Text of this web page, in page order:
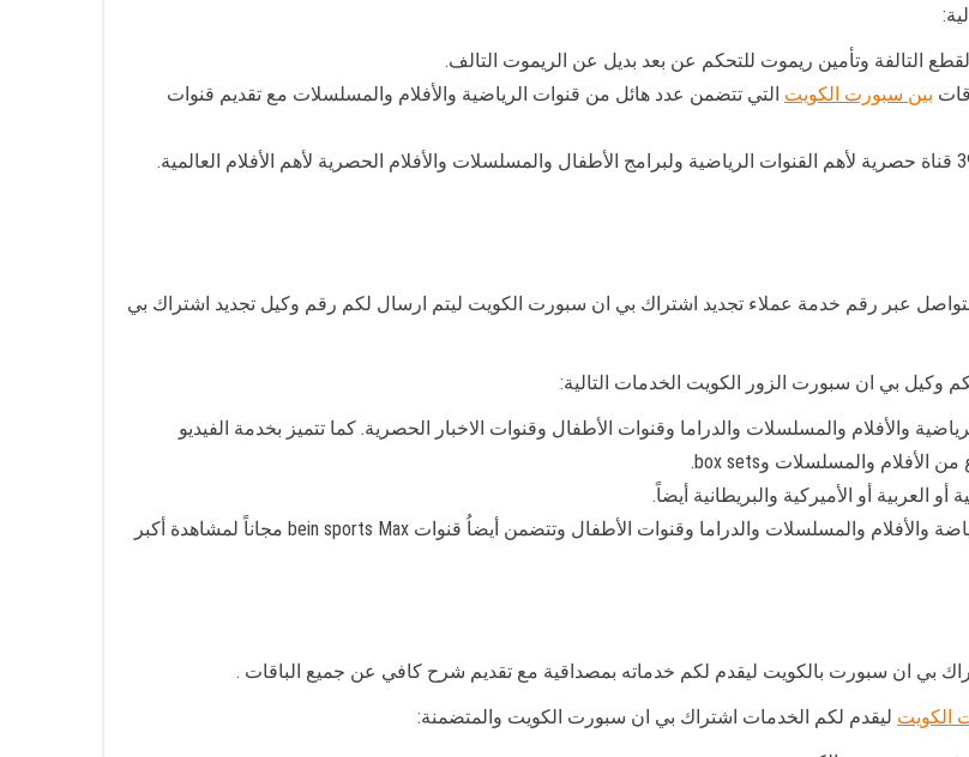
التالفة وتأمين ريموت للتحكم عن بعد بديل عن الريموت التالف.
بين سبورت الكويت التي تتضمن عدد هائل من قنوات الرياضية والأفلام والمسلسلات مع تقديم قنوات
نقدم لكم خدمة اشتراك بي ان سبورت بباقة بيسك المتضمنة 39 قناة حصرية لأهم القنوات الرياضية ولبرامج الأطفال والمسلسلات والأفلام الحصرية لأهم الأفلام العالمية.
عبر رقم خدمة عملاء تجديد اشتراك بي ان سبورت الكويت ليتم ارسال لكم رقم وكيل تجديد اشتراك بي
مع 85 قناة متضمنة قنوات الرياضية والأفلام والمسلسلات والدراما وقنوات الأطفال وقنوات الاخبار الحصرية. كما تتميز بخدمة الفيديو
العربية أو الأميركية والبريطانية أيضاً.
باقة ايليت بكافة مزايا حيث تتضمن 90 قناة متنوعة تتضمن الرياضة والأفلام والمسلسلات والدراما وقنوات الأطفال وتتضمن أيضاُ قنوات bein sports Max مجاناً لمشاهدة أكبر
بي ان سبورت بالكويت ليقدم لكم خدماته بمصداقية مع تقديم شرح كافي عن جميع الباقات .
الكويت ليقدم لكم الخدمات اشتراك بي ان سبورت الكويت والمتضمنة: